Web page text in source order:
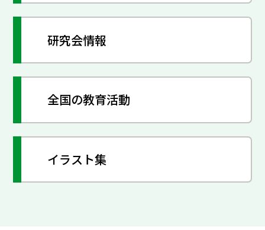
研究会情報
全国の教育活動
イラスト集